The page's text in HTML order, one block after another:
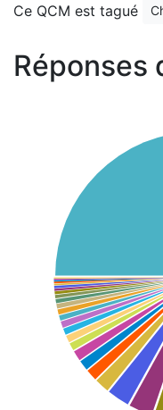
Ce QCM est tagué
Réponses